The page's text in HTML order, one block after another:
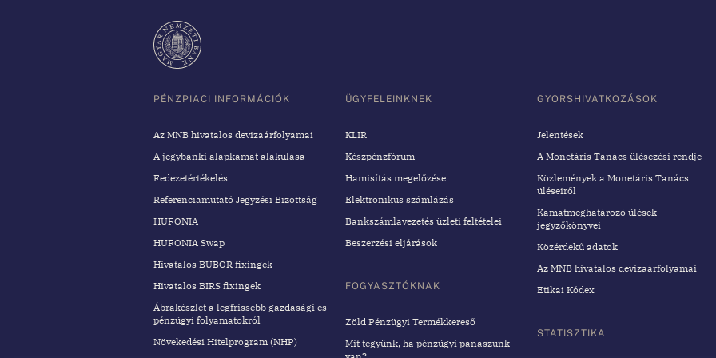
PÉNZPIACI INFORMÁCIÓK
Az MNB hivatalos devizaárfolyamai
A jegybanki alapkamat alakulása
Fedezetértékelés
Referenciamutató Jegyzési Bizottság
HUFONIA
HUFONIA Swap
Hivatalos BUBOR fixingek
Hivatalos BIRS fixingek
Ábrakészlet a legfrissebb gazdasági és
pénzügyi folyamatokról
Növekedési Hitelprogram (NHP)
ÜGYFELEINKNEK
KLIR
Készpénzfórum
Hamisítás megelőzése
Elektronikus számlázás
Bankszámlavezetés üzleti feltételei
Beszerzési eljárások
FOGYASZTÓKNAK
Zöld Pénzügyi Termékkereső
Mit tegyünk, ha pénzügyi panaszunk
GYORSHIVATKOZÁSOK
Jelentések
A Monetáris Tanács ülésezési rendje
Közlemények a Monetáris Tanács
üléseiről
Kamatmeghatározó ülések
jegyzőkönyvei
Közérdekű adatok
Az MNB hivatalos devizaárfolyamai
Etikai Kódex
STATISZTIKA